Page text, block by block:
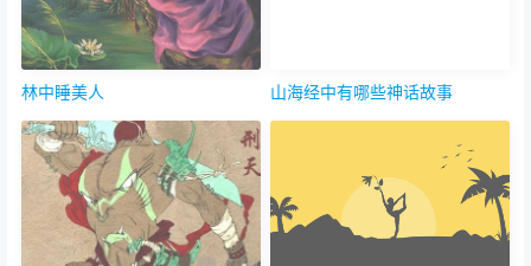
林中睡美人 山海经中有哪些神话故事